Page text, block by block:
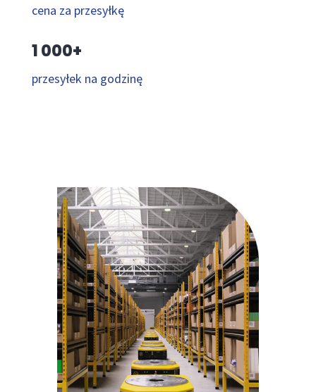
cena za przesyłkę
1 000+
przesyłek na godzinę